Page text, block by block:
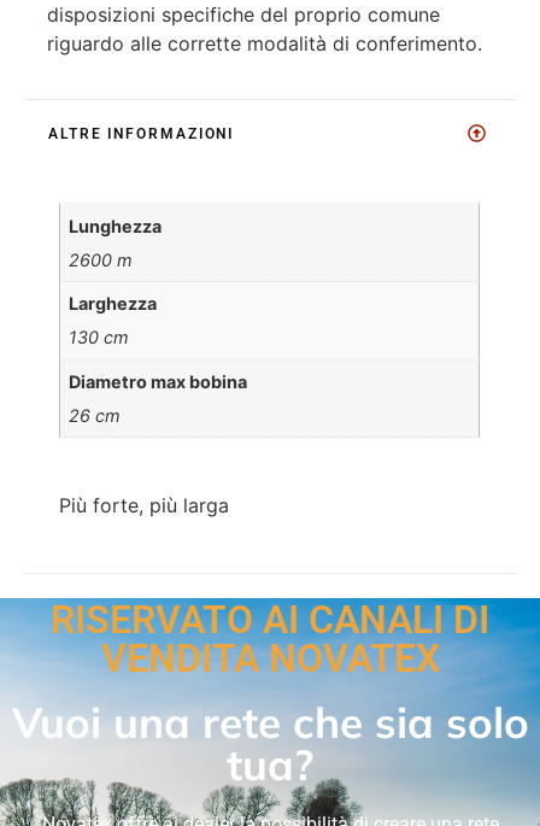
disposizioni specifiche del proprio comune
riguardo alle corrette modalità di conferimento.
ALTRE INFORMAZIONI
Lunghezza
2600 m
Larghezza
130 cm
Diametro max bobina
26 cm
Più forte, più larga
RISERVATO AI CANALI DI
VENDITA NOVATEX
Vuoi una rete che sia solo
tua?